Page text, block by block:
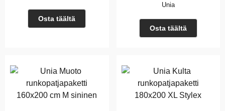
Osta täältä
Unia
Osta täältä